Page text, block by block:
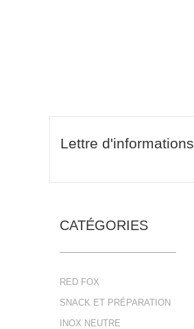
Lettre d'informations
CATÉGORIES
RED FOX
SNACK ET PRÉPARATION
INOX NEUTRE